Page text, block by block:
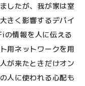
したが、我が家は室
きく影響するデバイ
の情報を人に伝える
用ネットワークを用
が来たときだけオン
人に使われる心配も